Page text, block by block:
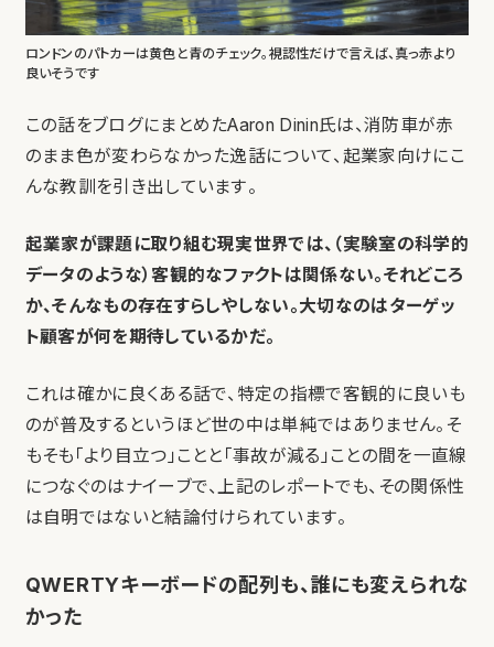
ロンドンのパトカーは黄色と青のチェック。視認性だけで言えば、真っ赤より
良いそうです
この話をブログにまとめたAaron Dinin氏は、消防車が赤
のまま色が変わらなかった逸話について、起業家向けにこ
んな教訓を引き出しています。
起業家が課題に取り組む現実世界では、（実験室の科学的
データのような）客観的なファクトは関係ない。それどころ
か、そんなもの存在すらしやしない。大切なのはターゲッ
ト顧客が何を期待しているかだ。
これは確かに良くある話で、特定の指標で客観的に良いも
のが普及するというほど世の中は単純ではありません。そ
もそも「より目立つ」ことと「事故が減る」ことの間を一直線
につなぐのはナイーブで、上記のレポートでも、その関係性
は自明ではないと結論付けられています。
QWERTYキーボードの配列も、誰にも変えられな
かった